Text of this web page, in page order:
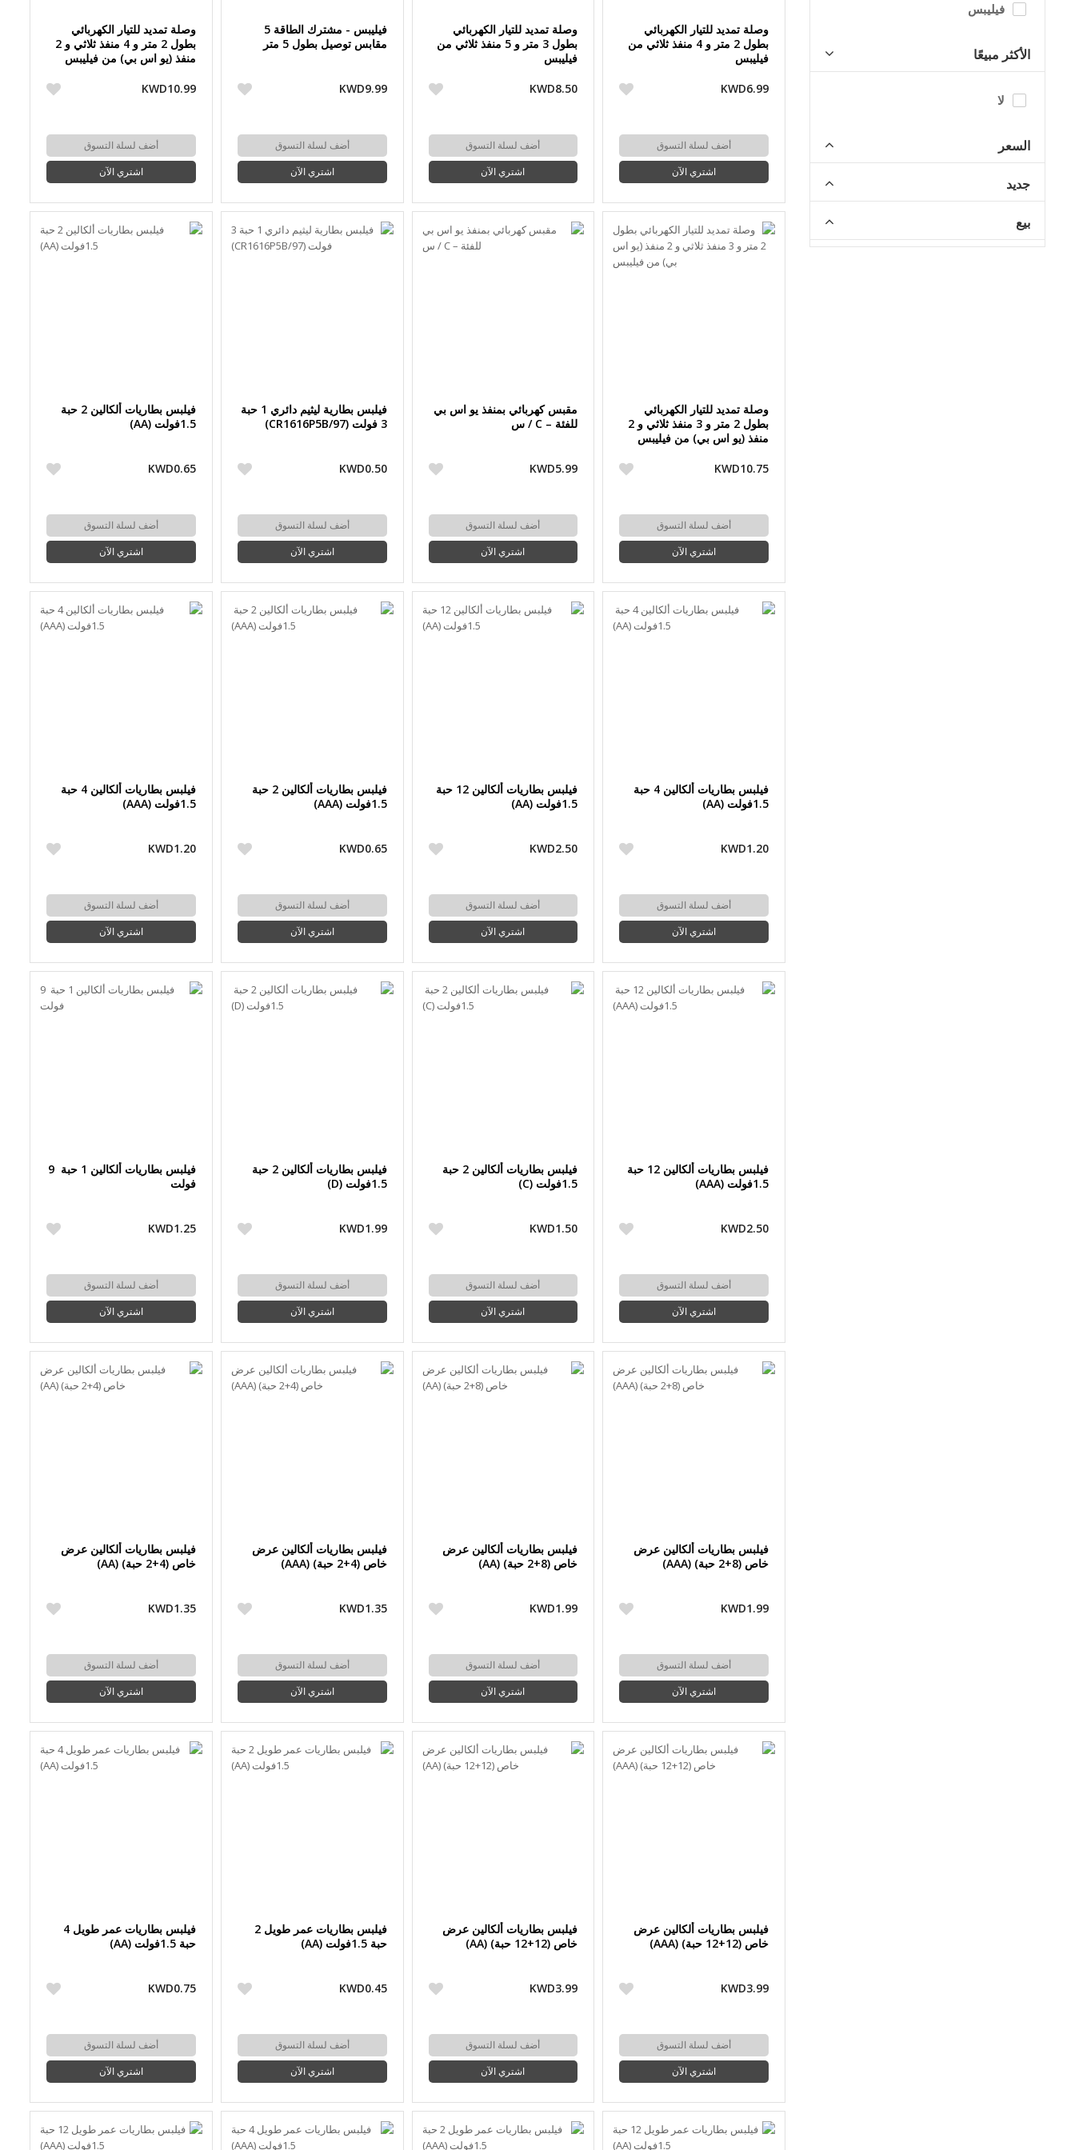
وصلة تمديد للتيار الكهربائي
بطول 2 متر و 4 منفذ ثلاثي من
فيليبس
KWD6.99
أضف لسلة التسوق
اشتري الآن
وصلة تمديد للتيار الكهربائي
بطول 3 متر و 5 منفذ ثلاثي من
فيليبس
KWD8.50
أضف لسلة التسوق
اشتري الآن
فيليبس - مشترك الطاقة 5
مقابس توصيل بطول 5 متر
KWD9.99
أضف لسلة التسوق
اشتري الآن
وصلة تمديد للتيار الكهربائي
بطول 2 متر و 4 منفذ ثلاثي و 2
منفذ (يو اس بي) من فيليبس
KWD10.99
أضف لسلة التسوق
اشتري الآن
وصلة تمديد للتيار الكهربائي
بطول 2 متر و 3 منفذ ثلاثي و 2
منفذ (يو اس بي) من فيليبس
KWD10.75
أضف لسلة التسوق
اشتري الآن
مقبس كهربائي بمنفذ يو اس بي
للفئة – C / س
KWD5.99
أضف لسلة التسوق
اشتري الآن
فيلبس بطارية ليثيم دائري 1 حبة
3 فولت (CR1616P5B/97)
KWD0.50
أضف لسلة التسوق
اشتري الآن
فيلبس بطاريات ألكالين 2 حبة
1.5فولت (AA)
KWD0.65
أضف لسلة التسوق
اشتري الآن
فيلبس بطاريات ألكالين 4 حبة
1.5فولت (AA)
KWD1.20
أضف لسلة التسوق
اشتري الآن
فيلبس بطاريات ألكالين 12 حبة
1.5فولت (AA)
KWD2.50
أضف لسلة التسوق
اشتري الآن
فيلبس بطاريات ألكالين 2 حبة
1.5فولت (AAA)
KWD0.65
أضف لسلة التسوق
اشتري الآن
فيلبس بطاريات ألكالين 4 حبة
1.5فولت (AAA)
KWD1.20
أضف لسلة التسوق
اشتري الآن
فيلبس بطاريات ألكالين 12 حبة
1.5فولت (AAA)
KWD2.50
أضف لسلة التسوق
اشتري الآن
فيلبس بطاريات ألكالين 2 حبة
1.5فولت (C)
KWD1.50
أضف لسلة التسوق
اشتري الآن
فيلبس بطاريات ألكالين 2 حبة
1.5فولت (D)
KWD1.99
أضف لسلة التسوق
اشتري الآن
فيلبس بطاريات ألكالين 1 حبة 9
فولت
KWD1.25
أضف لسلة التسوق
اشتري الآن
فيلبس بطاريات ألكالين عرض
خاص (8+2 حبة) (AAA)
KWD1.99
أضف لسلة التسوق
اشتري الآن
فيلبس بطاريات ألكالين عرض
خاص (8+2 حبة) (AA)
KWD1.99
أضف لسلة التسوق
اشتري الآن
فيلبس بطاريات ألكالين عرض
خاص (4+2 حبة) (AAA)
KWD1.35
أضف لسلة التسوق
اشتري الآن
فيلبس بطاريات ألكالين عرض
خاص (4+2 حبة) (AA)
KWD1.35
أضف لسلة التسوق
اشتري الآن
فيلبس بطاريات ألكالين عرض
خاص (12+12 حبة) (AAA)
KWD3.99
أضف لسلة التسوق
اشتري الآن
فيلبس بطاريات ألكالين عرض
خاص (12+12 حبة) (AA)
KWD3.99
أضف لسلة التسوق
اشتري الآن
فيلبس بطاريات عمر طويل 2
حبة 1.5فولت (AA)
KWD0.45
أضف لسلة التسوق
اشتري الآن
فيلبس بطاريات عمر طويل 4
حبة 1.5فولت (AA)
KWD0.75
أضف لسلة التسوق
اشتري الآن
فيليبس
الأكثر مبيعًا
لا
السعر
جديد
بيع